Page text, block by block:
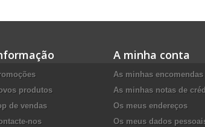
produtos
de vendas
nos
A minha conta
As minhas encomendas
As minhas notas de
Os meus endereços
Os meus dados